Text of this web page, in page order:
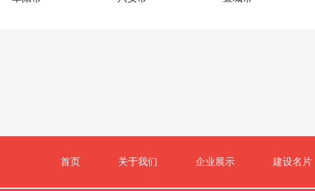
首页 关于我们 企业展示 建设名片